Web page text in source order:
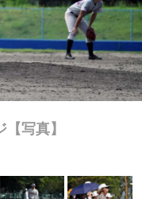
写真】